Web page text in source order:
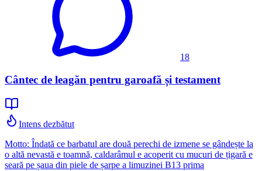
18
Cântec de leagăn pentru garoafă și testament
Intens dezbătut
Motto: Îndată ce barbatul are două perechi de izmene se gândește la
o altă nevastă e toamnă, caldarâmul e acoperit cu mucuri de țigară e
seară pe șaua din piele de șarpe a limuzinei B13 prima